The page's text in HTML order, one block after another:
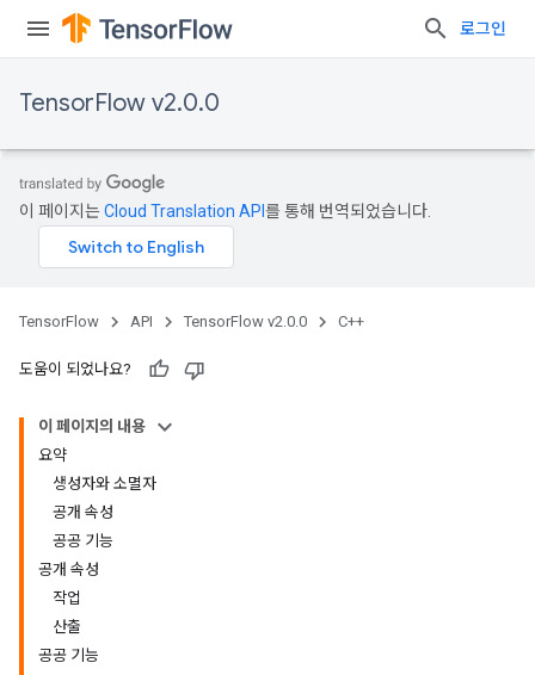
로그인
TensorFlow v2.0.0
이 페이지는Cloud Translation API 를 통해 번역되었습니다.
TensorFlow API TensorFlow v2.0.0 C++
도움이 되었나요?
이 페이지의 내용
요약
생성자와 소멸자
공개 속성
공공 기능
공개 속성
작업
산출
공공 기능